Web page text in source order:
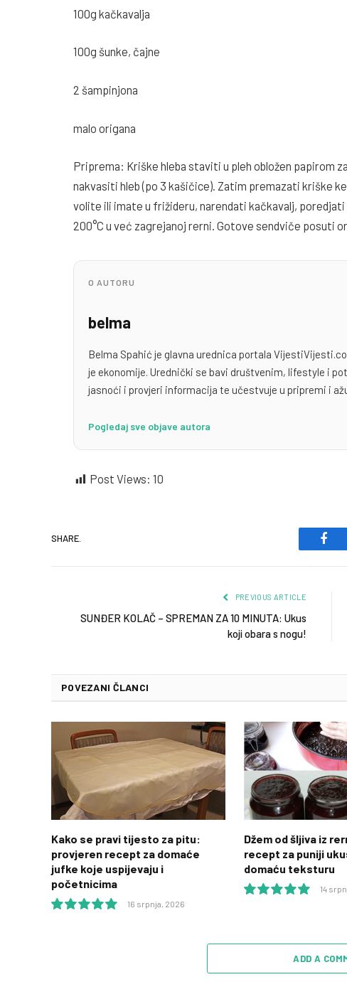
100g kačkavalja
100g šunke, čajne
2 šampinjona
malo origana
Priprema: Kriške hleba staviti u pleh obložen papirom
nakvasiti hleb (po 3 kašičice). Zatim premazati kriške
volite ili imate u frižideru, narendati kačkavalj,
200°C u već zagrejanoj rerni. Gotove sendviče posuti
O AUTORU
belma
Belma Spahić je glavna urednica portala
je ekonomije. Urednički se bavi društvenim, lifestyle i
jasnoći i provjeri informacija te učestvuje u pripremi i
Pogledaj sve objave autora
Post Views: 10
SHARE.
PREVIOUS ARTICLE
SUNĐER KOLAČ – SPREMAN ZA 10 MINUTA: Ukus
koji obara s nogu!
POVEZANI ČLANCI
Kako se pravi tijesto za pitu:
provjeren recept za domaće
jufke koje uspijevaju i
početnicima
16 srpnja, 2026
Džem od šljiva iz
recept za puniji
domaću teksturu
14
ADD A